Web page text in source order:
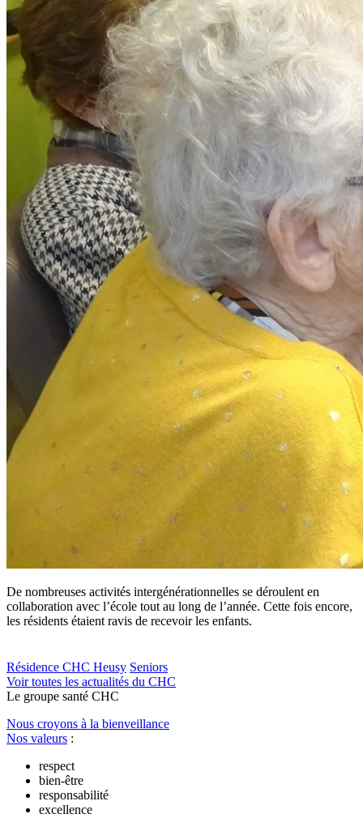
De nombreuses activités intergénérationnelles se déroulent en
collaboration avec l’école tout au long de l’année. Cette fois encore,
les résidents étaient ravis de recevoir les enfants.
Résidence CHC Heusy Seniors
Voir toutes les actualités du CHC
Le groupe santé CHC
Nous croyons à la bienveillance
Nos valeurs :
respect
bien-être
responsabilité
excellence